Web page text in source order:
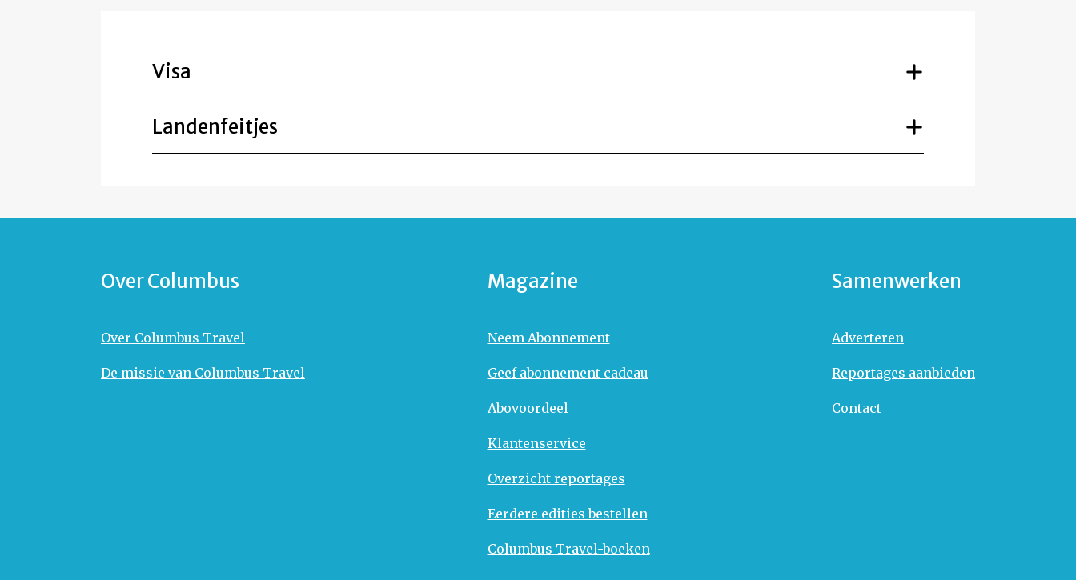
Visa
Landenfeitjes
Over Columbus
Over Columbus Travel
De missie van Columbus Travel
Magazine
Neem Abonnement
Geef abonnement cadeau
Abovoordeel
Klantenservice
Overzicht reportages
Eerdere edities bestellen
Columbus Travel-boeken
Samenwerken
Adverteren
Reportages aanbieden
Contact